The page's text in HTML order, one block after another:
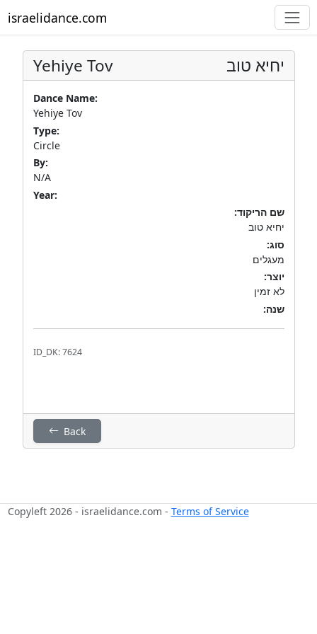
israelidance.com
Yehiye Tov יחיא טוב
Dance Name:
Yehiye Tov
Type:
Circle
By:
N/A
Year:
שם הריקוד:
יחיא טוב
סוג:
מעגלים
יוצר:
לא זמין
שנה:
ID_DK: 7624
Back
Copyleft 2026 - israelidance.com - Terms of Service